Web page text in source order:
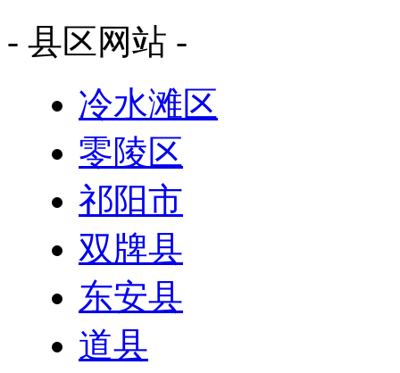
- 县区网站 -
冷水滩区
零陵区
祁阳市
双牌县
东安县
道县